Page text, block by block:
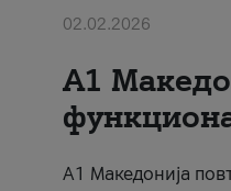
02.02.2026
А1
А1 Македонија